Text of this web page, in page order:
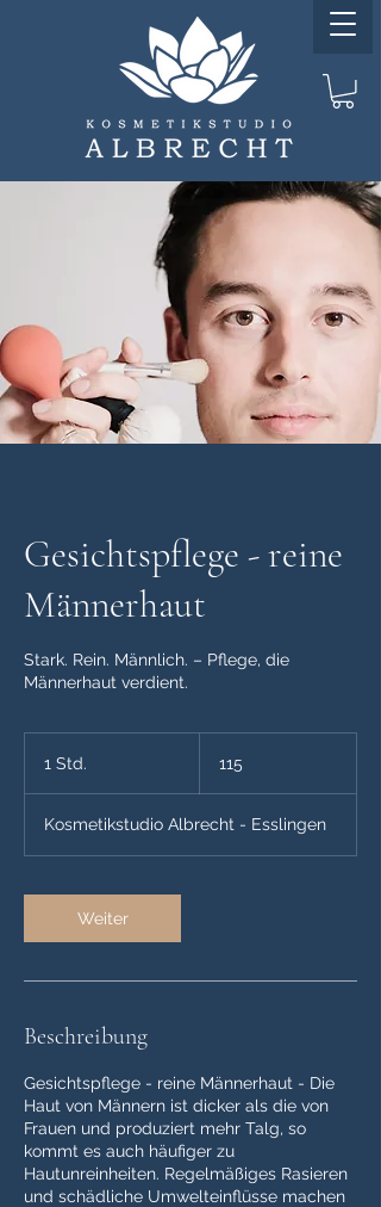
Gesichtspflege - reine
Männerhaut
Stark. Rein. Männlich. – Pflege, die
Männerhaut verdient.
1 Std.
d
115
Kosmetikstudio Albrecht - Esslingen
Weiter
Beschreibung
Gesichtspflege - reine Männerhaut - Die
Haut von Männern ist dicker als die von
Frauen und produziert mehr Talg, so
kommt es auch häufiger zu
Hautunreinheiten. Regelmäßiges Rasieren
und schädliche Umwelteinflüsse machen